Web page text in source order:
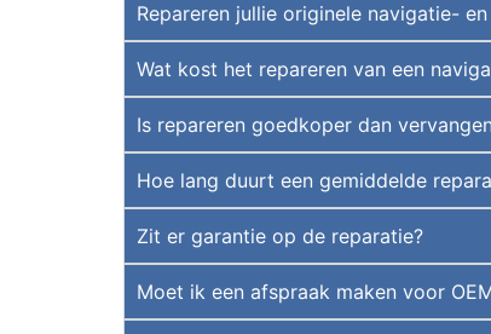
Repareren jullie originele navigatie-
Wat kost het repareren van een
Is repareren goedkoper dan
Hoe lang duurt een gemiddelde
Zit er garantie op de reparatie?
Moet ik een afspraak maken voor